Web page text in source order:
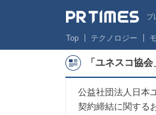
プ
Top テクノロジー
「ユネスコ協
公益社団法人日本
契約締結に関する